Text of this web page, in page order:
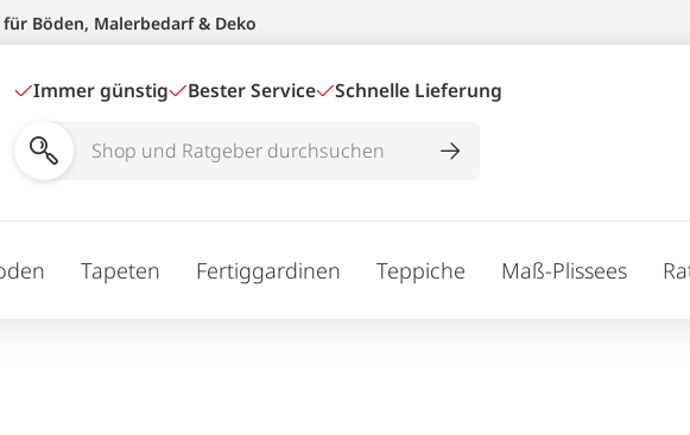
Böden, Malerbedarf & Deko
Immer günstig Bester Service Schnelle Lieferung
Shop
durchsuchen
Tapeten Fertiggardinen Teppiche Maß-Plissees